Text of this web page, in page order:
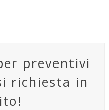
preventivi
richiesta in